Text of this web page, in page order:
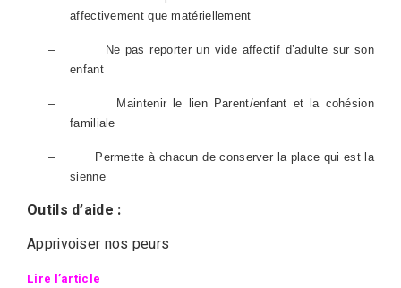
affectivement que matériellement
–
Ne pas reporter un vide affectif d’adulte sur son
enfant
–
Maintenir le lien Parent/enfant et la cohésion
familiale
–
Permette à chacun de conserver la place qui est la
sienne
Outils d’aide :
Apprivoiser nos peurs
Lire l’article